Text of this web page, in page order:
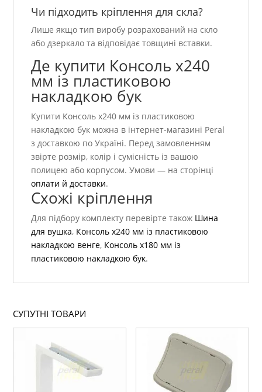
Чи підходить кріплення для скла?
Лише якщо тип виробу розрахований на скло
або дзеркало та відповідає товщині вставки.
Де купити Консоль х240
мм із пластиковою
накладкою бук
Купити Консоль х240 мм із пластиковою
накладкою бук можна в інтернет-магазині Peral
з доставкою по Україні. Перед замовленням
звірте розмір, колір і сумісність із вашою
полицею або корпусом. Умови — на сторінці
оплати й доставки.
Схожі кріплення
Для підбору комплекту перевірте також Шина
для вушка, Консоль х240 мм із пластиковою
накладкою венге, Консоль х180 мм із
пластиковою накладкою бук.
СУПУТНІ ТОВАРИ